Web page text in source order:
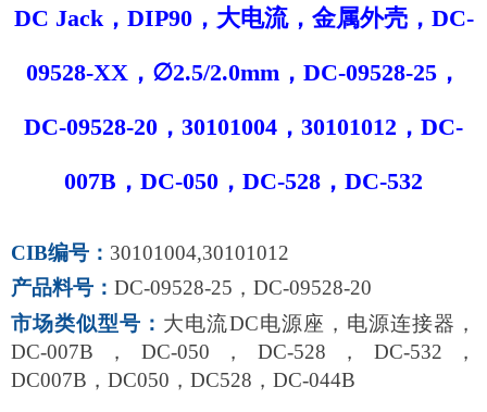
DC Jack，DIP90，大电流，金属外壳，DC-
09528-XX，∅2.5/2.0mm，DC-09528-25，
DC-09528-20，30101004，30101012，DC-
007B，DC-050，DC-528，DC-532
CIB编号： 30101004,30101012
产品料号： DC-09528-25，DC-09528-20
市场类似型号： 大电流DC电源座，电源连接器，
DC-007B，DC-050，DC-528，DC-532，
DC007B，DC050，DC528，DC-044B